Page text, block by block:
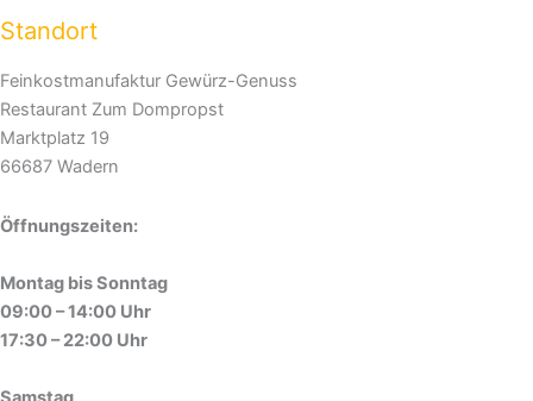
Standort
Feinkostmanufaktur Gewürz-Genuss
Restaurant Zum Dompropst
Marktplatz 19
66687 Wadern
Öffnungszeiten:
Montag bis Sonntag
09:00 – 14:00 Uhr
17:30 – 22:00 Uhr